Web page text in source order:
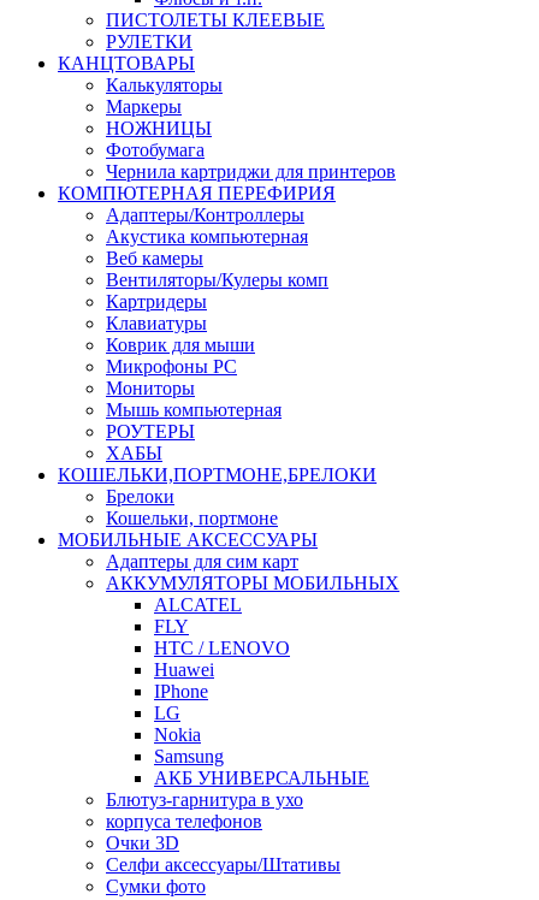
ПИСТОЛЕТЫ КЛЕЕВЫЕ
РУЛЕТКИ
КАНЦТОВАРЫ
Калькуляторы
Маркеры
НОЖНИЦЫ
Фотобумага
Чернила картриджи для принтеров
КОМПЮТЕРНАЯ ПЕРЕФИРИЯ
Адаптеры/Контроллеры
Акустика компьютерная
Веб камеры
Вентиляторы/Кулеры комп
Картридеры
Клавиатуры
Коврик для мыши
Микрофоны PC
Мониторы
Мышь компьютерная
РОУТЕРЫ
ХАБЫ
КОШЕЛЬКИ,ПОРТМОНЕ,БРЕЛОКИ
Брелоки
Кошельки, портмоне
МОБИЛЬНЫЕ АКСЕССУАРЫ
Адаптеры для сим карт
АККУМУЛЯТОРЫ МОБИЛЬНЫХ
ALCATEL
FLY
HTC / LENOVO
Huawei
IPhone
LG
Nokia
Samsung
АКБ УНИВЕРСАЛЬНЫЕ
Блютуз-гарнитура в ухо
корпуса телефонов
Очки 3D
Селфи аксессуары/Штативы
Сумки фото